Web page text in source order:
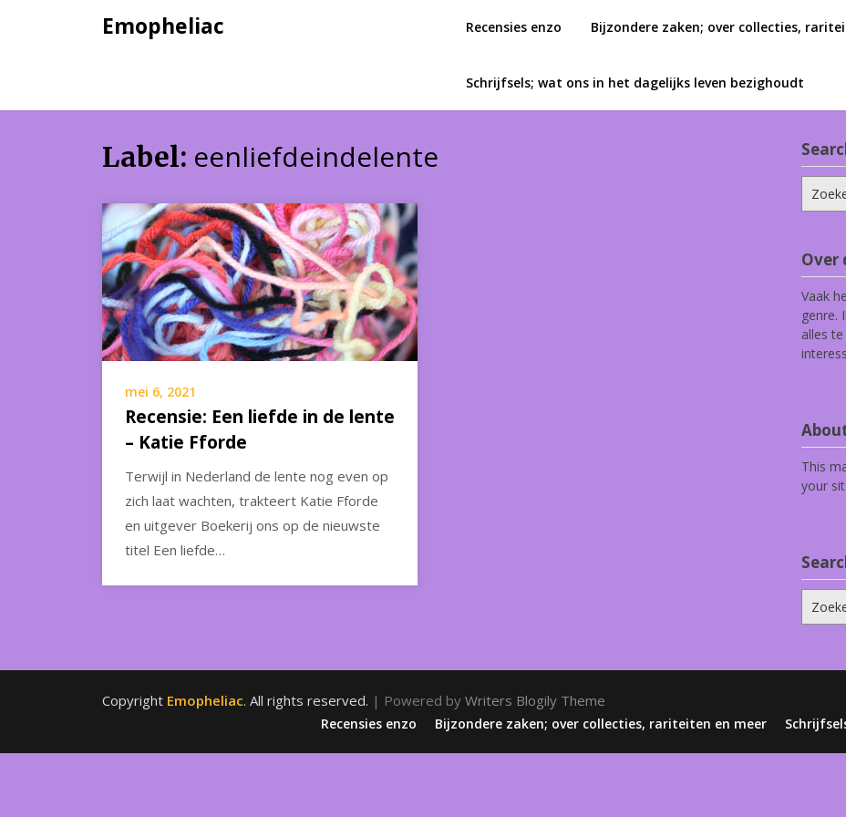
Emopheliac Recensies enzo Bijzondere zaken; over collecties,
Schrijfsels; wat ons in het dagelijks leven bezighoudt
Label: eenliefdeindelente
mei 6, 2021
Recensie: Een liefde in de lente
– Katie Fforde
Terwijl in Nederland de lente nog even op
zich laat wachten, trakteert Katie Fforde
en uitgever Boekerij ons op de nieuwste
titel Een liefde…
naar:
Over
Vaak
genre.
alles
This
your
naar:
Copyright Emopheliac. All rights reserved. | Powered by Writers Blogily Theme
Recensies enzo Bijzondere zaken; over collecties, rariteiten en meer